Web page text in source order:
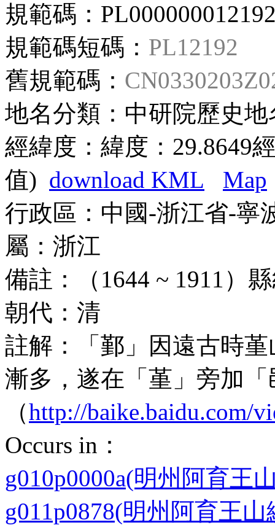
規範碼：
規範碼短碼： PL12192
舊規範碼：
地名分類： 中研院歷史地
經緯度： 緯度：29.8649
值) download KML
Map
行政區： 中國-浙江省-寧
屬： 浙江
備註：
（1644 ~ 1911）
朝代： 清
註解：
「鄞」因遠古時
漸多，遂在「堇」旁加
（http://baike.baidu.com/
Occurs in：
g010p0000a(明州阿育王
g011p0878(明州阿育王山